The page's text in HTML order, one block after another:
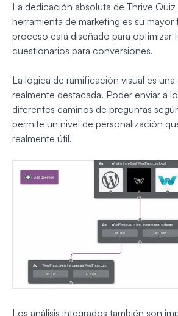
La dedicación absoluta de Thrive Quiz
herramienta de marketing es su mayor
proceso está diseñado para optimizar
cuestionarios para conversiones.
La lógica de ramificación visual es
realmente destacada. Poder enviar a
diferentes caminos de preguntas
permite un nivel de personalización
realmente útil.
Los análisis integrados también son